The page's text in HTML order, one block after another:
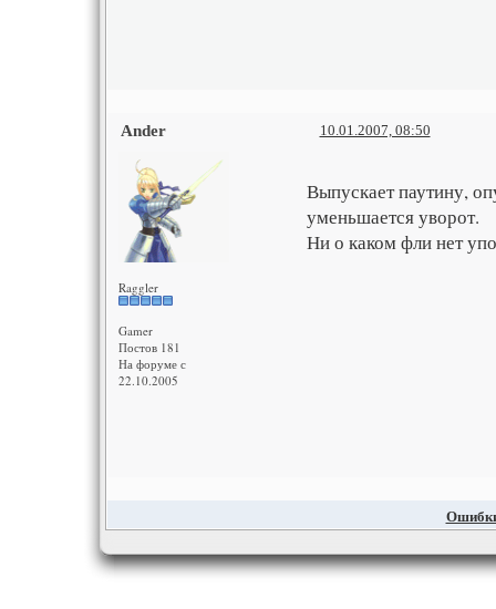
Ander 10.01.2007, 08:50
Raggler
Gamer
Постов 181
На форуме с
22.10.2005
Выпускает паутину,
уменьшается уворот.
Ни о каком фли нет